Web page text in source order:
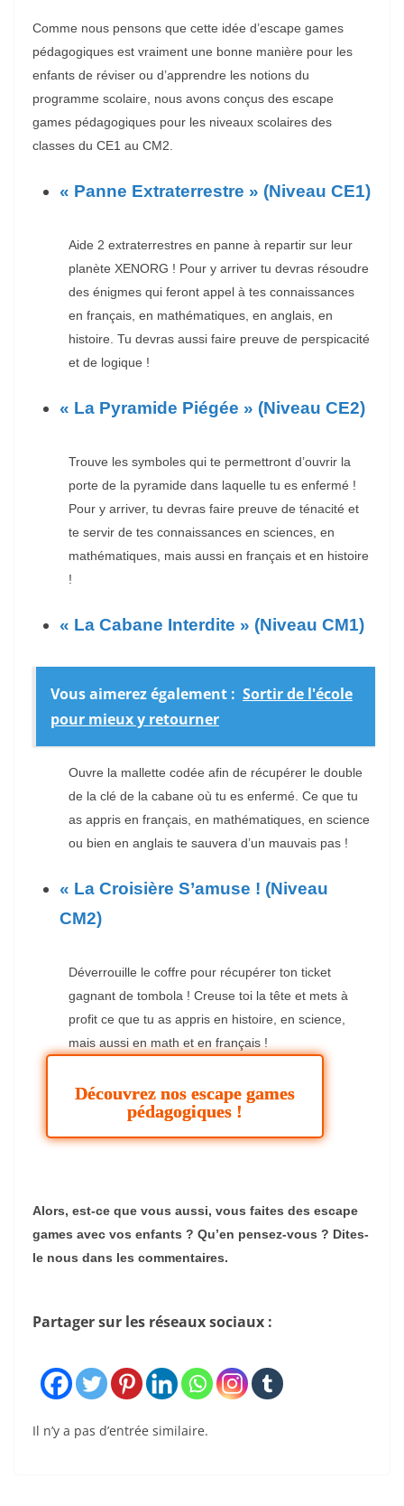
Comme nous pensons que cette idée d’escape games
pédagogiques est vraiment une bonne manière pour les
enfants de réviser ou d’apprendre les notions du
programme scolaire, nous avons conçus des escape
games pédagogiques pour les niveaux scolaires des
classes du CE1 au CM2.
« Panne Extraterrestre » (Niveau CE1)
Aide 2 extraterrestres en panne à repartir sur leur
planète XENORG ! Pour y arriver tu devras résoudre
des énigmes qui feront appel à tes connaissances
en français, en mathématiques, en anglais, en
histoire. Tu devras aussi faire preuve de perspicacité
et de logique !
« La Pyramide Piégée » (Niveau CE2)
Trouve les symboles qui te permettront d’ouvrir la
porte de la pyramide dans laquelle tu es enfermé !
Pour y arriver, tu devras faire preuve de ténacité et
te servir de tes connaissances en sciences, en
mathématiques, mais aussi en français et en histoire
!
« La Cabane Interdite » (Niveau CM1)
Vous aimerez également : Sortir de l'école
pour mieux y retourner
Ouvre la mallette codée afin de récupérer le double
de la clé de la cabane où tu es enfermé. Ce que tu
as appris en français, en mathématiques, en science
ou bien en anglais te sauvera d’un mauvais pas !
« La Croisière S’amuse ! (Niveau
CM2)
Déverrouille le coffre pour récupérer ton ticket
gagnant de tombola ! Creuse toi la tête et mets à
profit ce que tu as appris en histoire, en science,
mais aussi en math et en français !
Découvrez nos escape games
pédagogiques !
Alors, est-ce que vous aussi, vous faites des escape
games avec vos enfants ? Qu’en pensez-vous ? Dites-
le nous dans les commentaires.
Partager sur les réseaux sociaux :
Il n’y a pas d’entrée similaire.